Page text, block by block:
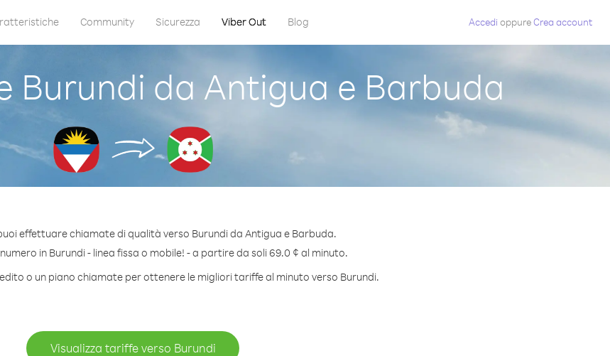
Community Sicurezza Viber Out Blog Accedi oppureCrea account
Burundi da Antigua e Barbuda
effettuare chiamate di qualità verso Burundi da Antigua e Barbuda.
in Burundi - linea fissa o mobile! - a partire da soli 69.0 ¢ al minuto.
o un piano chiamate per ottenere le migliori tariffe al minuto verso Burundi.
Visualizza tariffe verso Burundi